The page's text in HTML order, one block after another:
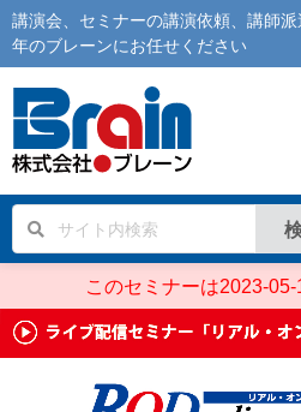
講演会 セミナーの講演依頼 講師派
年のブレーンにお任せください
このセミナーは2023-